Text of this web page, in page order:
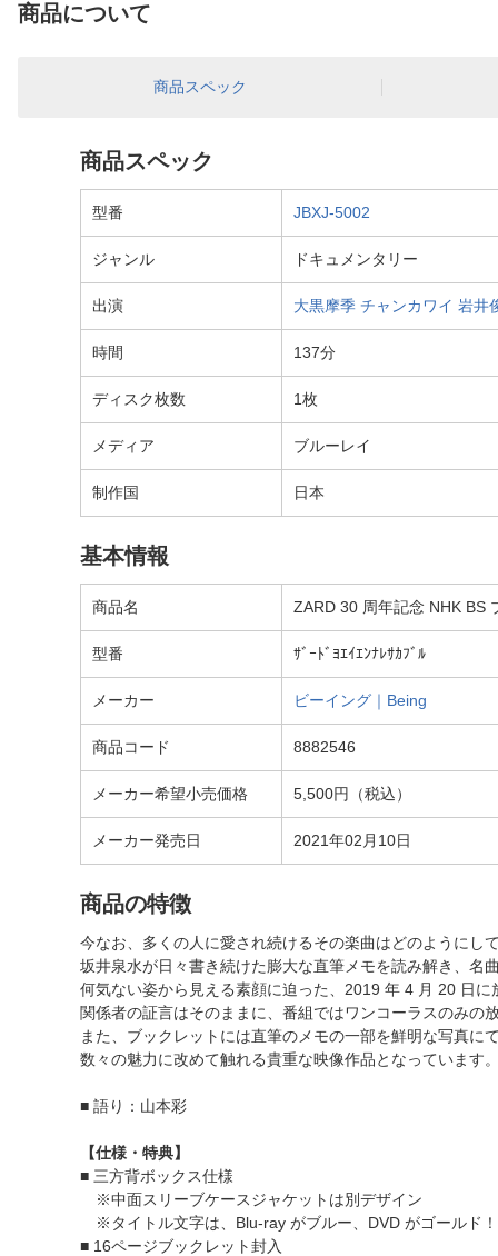
商品について
商品スペック
商品スペック
型番 JBXJ-5002
ジャンル ドキュメンタリー
出演 大黒摩季 チャンカワイ 岩井
時間 137分
ディスク枚数 1枚
メディア ブルーレイ
制作国 日本
基本情報
商品名 ZARD 30 周年記念 NHK BS
型番 ｻﾞｰﾄﾞﾖｴｲｴﾝﾅﾚｻｶﾌﾞﾙ
メーカー ビーイング｜Being
商品コード 8882546
メーカー希望小売価格 5,500円（税込）
メーカー発売日 2021年02月10日
商品の特徴
今なお、多くの人に愛され続けるその楽曲はどのようにし
坂井泉水が日々書き続けた膨大な直筆メモを読み解き、名
何気ない姿から見える素顔に迫った、2019 年 4 月 20 日
関係者の証言はそのままに、番組ではワンコーラスのみの
また、ブックレットには直筆のメモの一部を鮮明な写真
数々の魅力に改めて触れる貴重な映像作品となっています。
■ 語り：山本彩
【仕様・特典】
■ 三方背ボックス仕様
※中面スリーブケースジャケットは別デザイン
※タイトル文字は、Blu-ray がブルー、DVD がゴールド！
■ 16ページブックレット封入